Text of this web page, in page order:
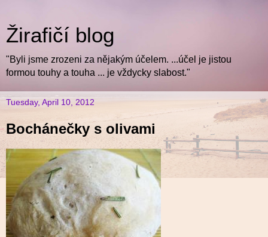
Žirafičí blog
"Byli jsme zrozeni za nějakým účelem. ...účel je jistou
formou touhy a touha ... je vždycky slabost."
Tuesday, April 10, 2012
Bochánečky s olivami